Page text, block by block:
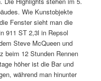
Wie Kunstobjekte
Fenster sieht man die
911 ST 2,3l in Repsol
Steve McQueen und
beim 12 Stunden Rennen
höher ist die Bar und
während man hinunter